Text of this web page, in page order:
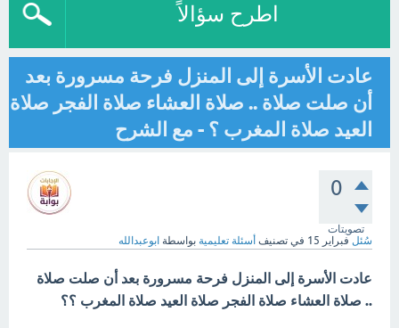
اطرح سؤالاً
عادت الأسرة إلى المنزل فرحة مسرورة بعد
أن صلت صلاة .. صلاة العشاء صلاة الفجر صلاة
العيد صلاة المغرب ؟ - مع الشرح
0
تصويتات
سُئل فبراير 15 في تصنيف أسئلة تعليمية بواسطة ابوعبدالله
عادت الأسرة إلى المنزل فرحة مسرورة بعد أن صلت صلاة
.. صلاة العشاء صلاة الفجر صلاة العيد صلاة المغرب ؟؟